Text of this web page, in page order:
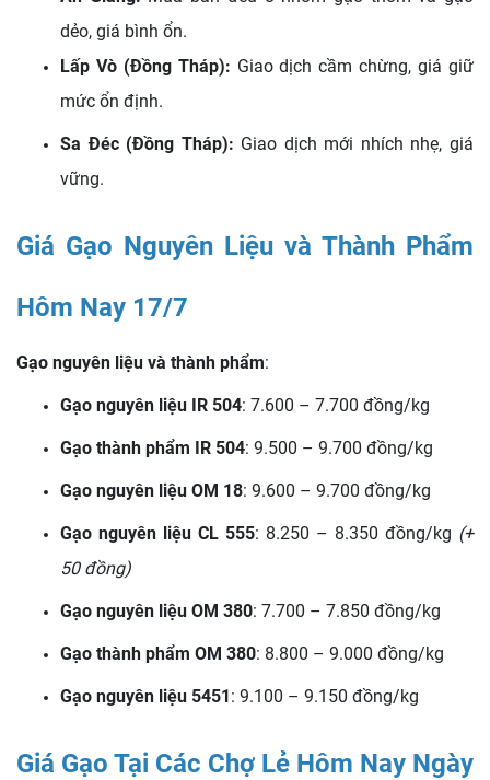
dẻo, giá bình ổn.
Lấp Vò (Đồng Tháp): Giao dịch cầm chừng, giá giữ
mức ổn định.
Sa Đéc (Đồng Tháp): Giao dịch mới nhích nhẹ, giá
vững.
Giá Gạo Nguyên Liệu và Thành Phẩm
Hôm Nay 17/7
Gạo nguyên liệu và thành phẩm:
Gạo nguyên liệu IR 504: 7.600 – 7.700 đồng/kg
Gạo thành phẩm IR 504: 9.500 – 9.700 đồng/kg
Gạo nguyên liệu OM 18: 9.600 – 9.700 đồng/kg
Gạo nguyên liệu CL 555: 8.250 – 8.350 đồng/kg (+
50 đồng)
Gạo nguyên liệu OM 380: 7.700 – 7.850 đồng/kg
Gạo thành phẩm OM 380: 8.800 – 9.000 đồng/kg
Gạo nguyên liệu 5451: 9.100 – 9.150 đồng/kg
Giá Gạo Tại Các Chợ Lẻ Hôm Nay Ngày